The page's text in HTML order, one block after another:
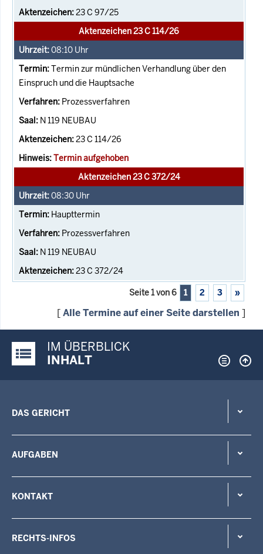
23 C 97/25
Aktenzeichen 23 C 114/26
08:10 Uhr
Termin zur mündlichen Verhandlung über den
Einspruch und die Hauptsache
Prozessverfahren
N 119 NEUBAU
23 C 114/26
Termin aufgehoben
Aktenzeichen 23 C 372/24
08:30 Uhr
Haupttermin
Prozessverfahren
N 119 NEUBAU
23 C 372/24
Seite 1 von 6 1 2 3 »
[Alle Termine auf einer Seite darstellen ]
Justiz-Portal im Überblick:
IM ÜBERBLICK
INHALT
DAS GERICHT
AUFGABEN
KONTAKT
RECHTS-INFOS